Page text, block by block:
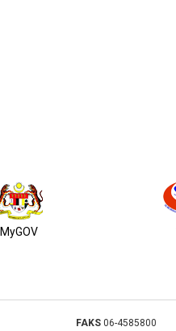
MyGOV
FAKS 06-4585800